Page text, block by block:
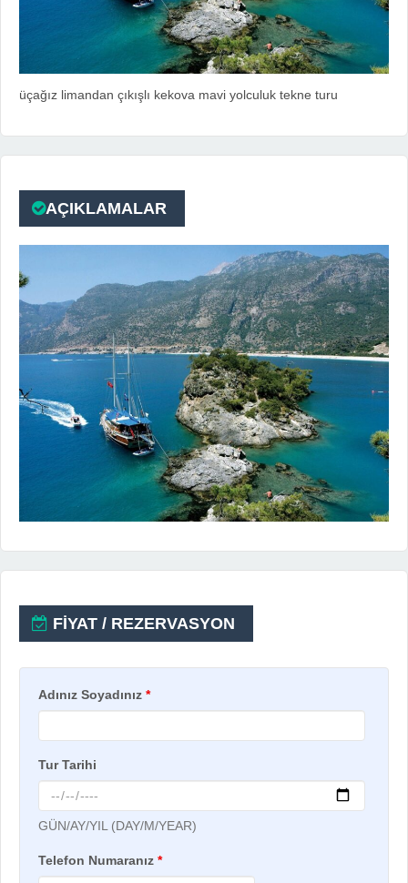
üçağız limandan çıkışlı kekova mavi yolculuk tekne turu
AÇIKLAMALAR
FİYAT / REZERVASYON
Adınız Soyadınız *
Tur Tarihi
GÜN/AY/YIL (DAY/M/YEAR)
Telefon Numaranız *